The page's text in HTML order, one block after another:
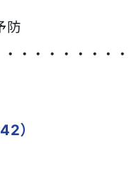
防
・・・・・・・・・
）